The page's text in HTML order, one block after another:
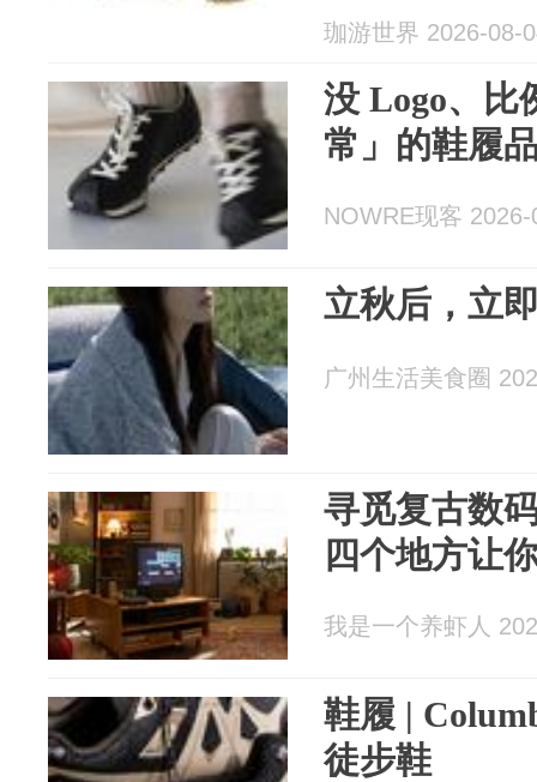
珈游世界 2026-08-
没 Logo、比
常」的鞋履
NOWRE现客 2026-
立秋后，立
广州生活美食圈
寻觅复古数
四个地方让
我是一个养虾人
鞋履 |
徒步鞋